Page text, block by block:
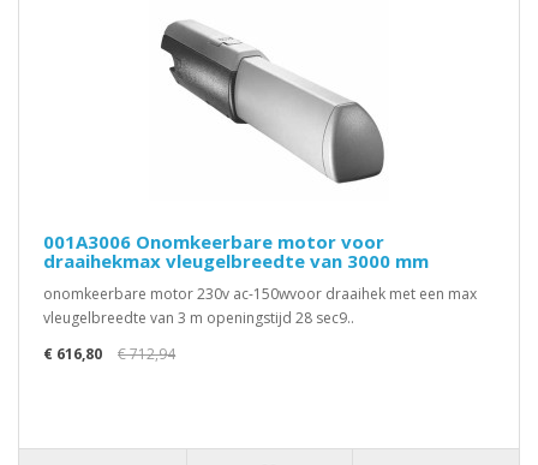
001A3006 Onomkeerbare motor voor
draaihekmax vleugelbreedte van 3000 mm
onomkeerbare motor 230v ac-150wvoor draaihek met een max
vleugelbreedte van 3 m openingstijd 28 sec9..
€ 616,80
€ 712,94